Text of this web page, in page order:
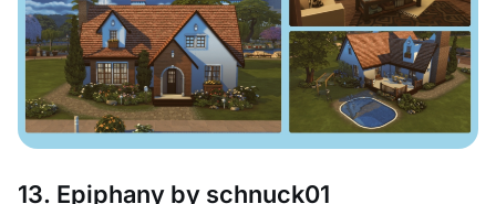
13. Epiphany by schnuck01